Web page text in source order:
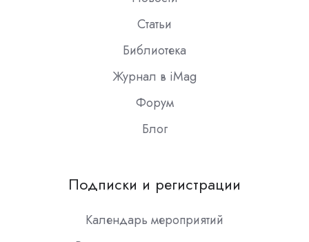
Статьи
Библиотека
Журнал в iMag
Форум
Блог
Подписки и регистрации
Календарь мероприятий